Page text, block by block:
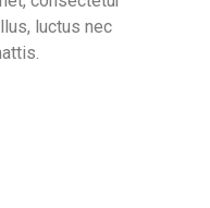
luctus nec